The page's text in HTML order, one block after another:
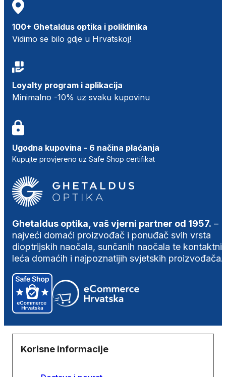
100+ Ghetaldus optika i poliklinika
Vidimo se bilo gdje u Hrvatskoj!
Loyalty program i aplikacija
Minimalno -10% uz svaku kupovinu
Ugodna kupovina - 6 načina plaćanja
Kupujte provjereno uz Safe Shop certifikat
Ghetaldus optika, vaš vjerni partner od 1957. –
najveći domaći proizvođač i ponuđač svih vrsta
dioptrijskih naočala, sunčanih naočala te
leća domaćih i najpoznatijih svjetskih proizvođača.
Korisne informacije